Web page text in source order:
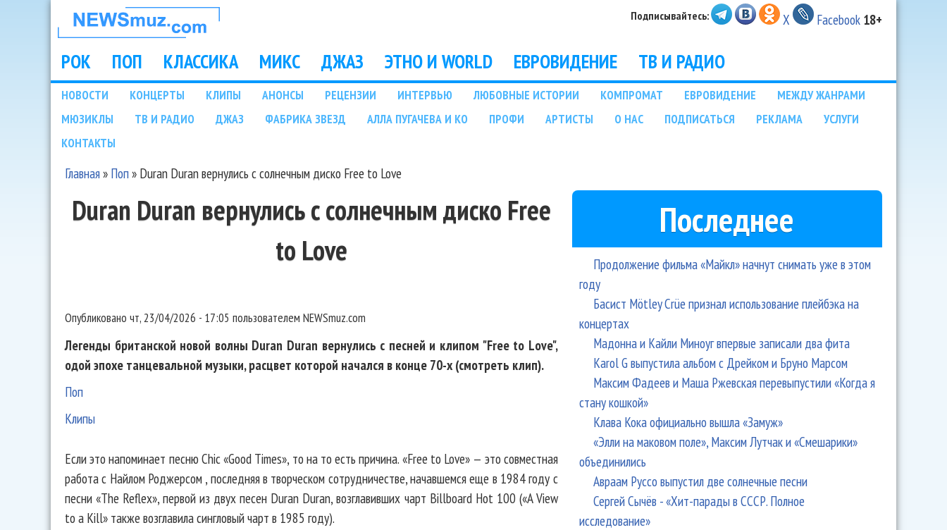
НОВОСТИ
МУЗЫКИ И
ШОУ БИЗНЕСА
NEWSMUZ.COM
Подписывайтесь: X Facebook 18+
Main menu
РОК ПОП КЛАССИКА МИКС ДЖАЗ ЭТНО И WORLD ЕВРОВИДЕНИЕ ТВ И РАДИО
Подразделы
НОВОСТИ КОНЦЕРТЫ КЛИПЫ АНОНСЫ РЕЦЕНЗИИ ИНТЕРВЬЮ ЛЮБОВНЫЕ ИСТОРИИ КОМПРОМАТ ЕВРОВИДЕНИЕ
МЕЖДУ ЖАНРАМИ
МЮЗИКЛЫ
ТВ И РАДИО ДЖАЗ ФАБРИКА ЗВЕЗД АЛЛА ПУГАЧЕВА И КО ПРОФИ АРТИСТЫ О НАС ПОДПИСАТЬСЯ РЕКЛАМА
УСЛУГИ
КОНТАКТЫ
Главная» Поп» Duran Duran вернулись с солнечным диско Free to Love
Duran Duran вернулись с солнечным диско Free
to Love
Опубликовано чт, 23/04/2026 - 17:05 пользователем NEWSmuz.com
Легенды британской новой волны Duran Duran вернулись с песней и клипом "Free to Love",
одой эпохе танцевальной музыки, расцвет которой начался в конце 70-х (смотреть клип).
Поп
Клипы
Если это напоминает песню Chic «Good Times», то на то есть причина. «Free to Love» — это совместная
работа с Найлом Роджерсом , последняя в творческом сотрудничестве, начавшемся еще в 1984 году с
песни «The Reflex», первой из двух песен Duran Duran, возглавивших чарт Billboard Hot 100 («A View
to a Kill» также возглавила сингловый чарт в 1985 году).
Последнее
Продолжение фильма «Майкл» начнут снимать уже в этом
году
Басист Mötley Crüe признал использование плейбэка на
концертах
Мадонна и Кайли Миноуг впервые записали два фита
Karol G выпустила альбом с Дрейком и Бруно Марсом
Максим Фадеев и Маша Ржевская перевыпустили «Когда я
стану кошкой»
Клава Кока официально вышла «Замуж»
«Элли на маковом поле», Максим Лутчак и «Смешарики»
объединились
Авраам Руссо выпустил две солнечные песни
Сергей Сычёв - «Хит-парады в СССР. Полное
исследование»